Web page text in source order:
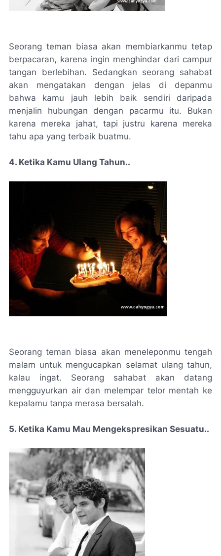
Seorang teman biasa akan membiarkanmu tetap
berpacaran, karena ingin menghindar dari campur
tangan berlebihan. Sedangkan seorang sahabat
akan mengatakan dengan jelas di depanmu
bahwa kamu jauh lebih baik sendiri daripada
menjalin hubungan dengan pacarmu itu. Bukan
karena mereka jahat, tapi justru karena mereka
tahu apa yang terbaik buatmu.
4. Ketika Kamu Ulang Tahun..
Seorang teman biasa akan meneleponmu tengah
malam untuk mengucapkan selamat ulang tahun,
kalau ingat. Seorang sahabat akan datang
mengguyurkan air dan melempar telor mentah ke
kepalamu tanpa merasa bersalah.
5. Ketika Kamu Mau Mengekspresikan Sesuatu..